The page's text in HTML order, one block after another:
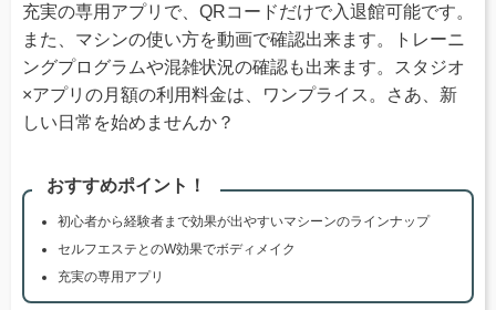
充実の専用アプリで、QRコードだけで入退館可能です。
また、マシンの使い方を動画で確認出来ます。トレーニ
ングプログラムや混雑状況の確認も出来ます。スタジオ
×アプリの月額の利用料金は、ワンプライス。さあ、新
しい日常を始めませんか？
おすすめポイント！
初心者から経験者まで効果が出やすいマシーンのラインナップ
セルフエステとのW効果でボディメイク
充実の専用アプリ